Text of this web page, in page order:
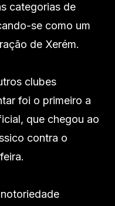
categorias de
se como um
de Xerém.
clubes
foi o primeiro a
que chegou ao
contra o